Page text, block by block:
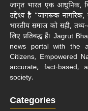
जागृत भारत एक आधुनिक,
उद्देश्य है “जागरूक नागरिक,
भारतीय समाज को सही,
लिए प्रतिबद्ध हैं। Jagrut
news portal with the
Citizens, Empowered
accurate, fact-based,
society.
Categories